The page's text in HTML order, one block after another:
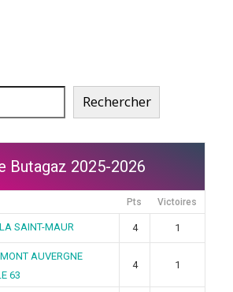
Rechercher
Butagaz 2025-2026
Pts Victoires
SAINT-MAUR 4 1
AUVERGNE
63
4 1